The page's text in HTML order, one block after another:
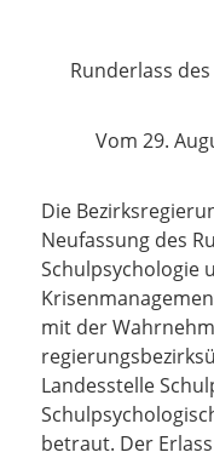
Runderlass
Vom 29.
Die
Neufassung des
Schulpsychologie
mit der
Landesstelle
betraut. Der